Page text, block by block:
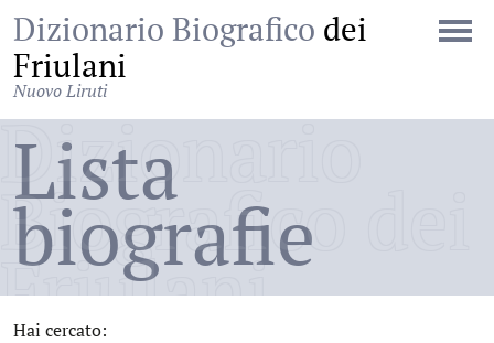
Dizionario Biografico dei
Friulani
Nuovo Liruti
Dizionario
Biografico dei
Friulani
Lista
biografie
Hai cercato: